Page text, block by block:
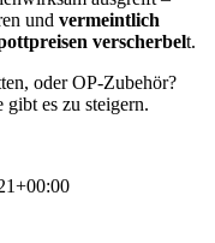
und vermeintlich
verscherbelt.
oder OP-Zubehör?
gibt es zu steigern.